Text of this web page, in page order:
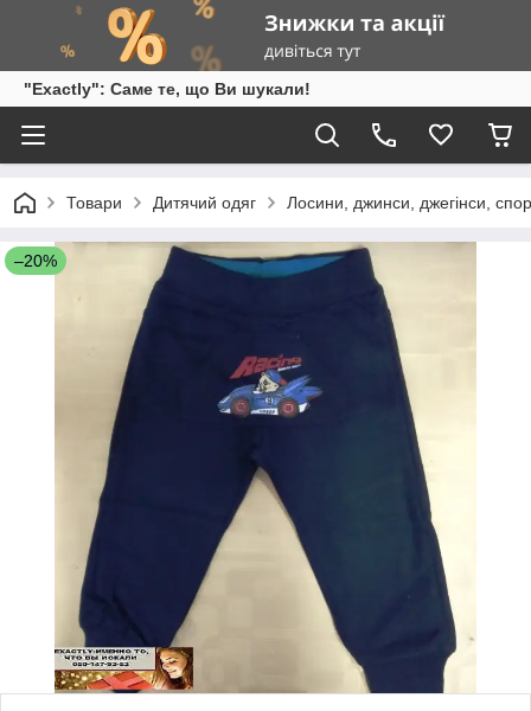
"Exactly": Саме те, що Ви шукали!
Товари Дитячий одяг Лосини, джинси, джегінси,
–20%